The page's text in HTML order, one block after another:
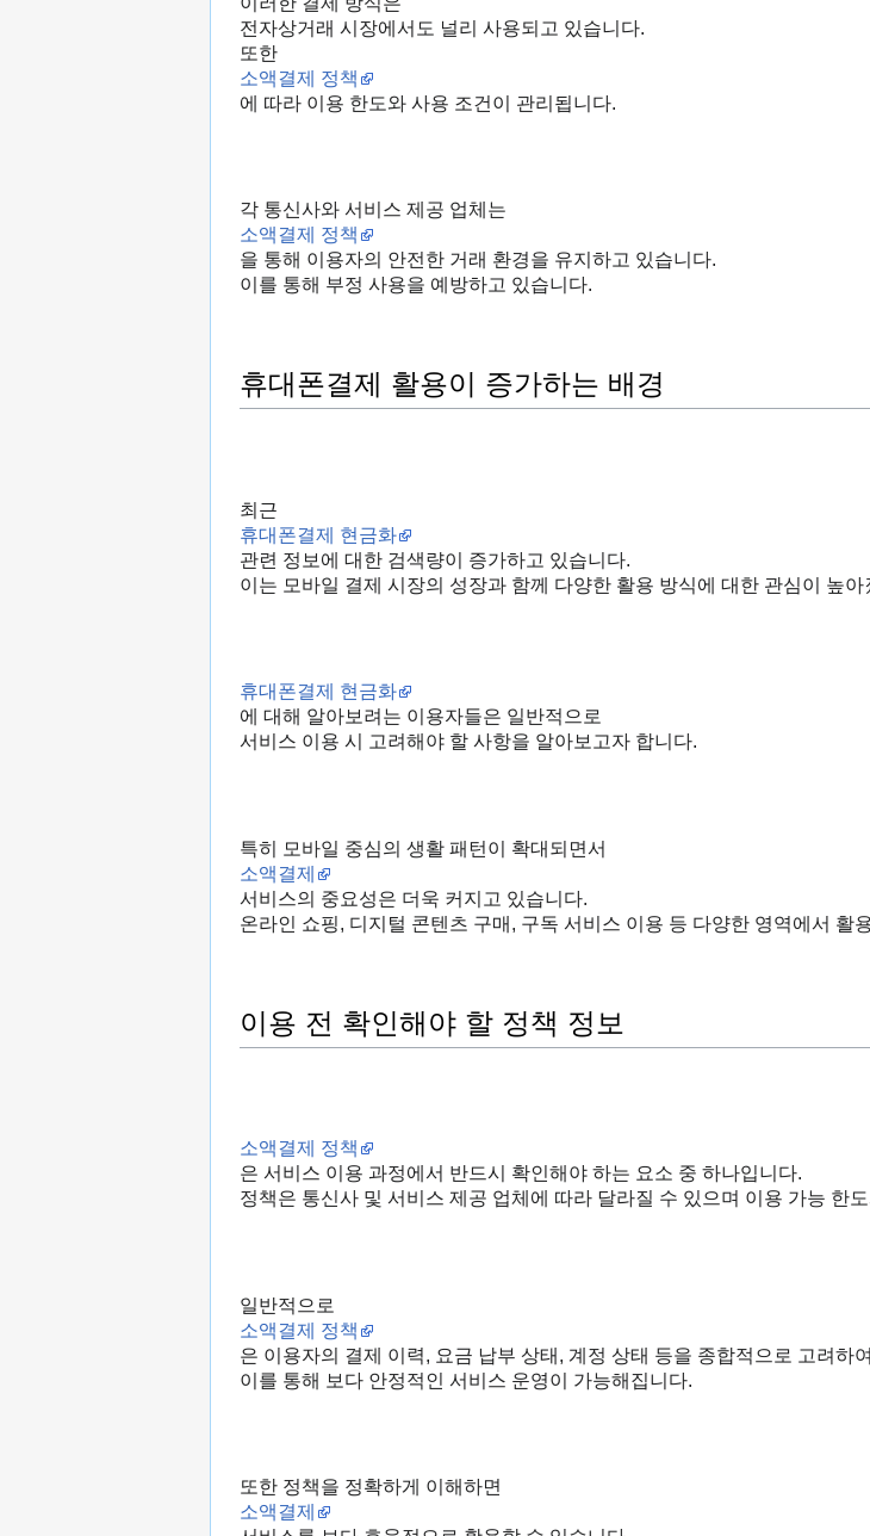
전자상거래 시장에서도 널리 사용되고 있습니다.
또한
소액결제 정책
에 따라 이용 한도와 사용 조건이 관리됩니다.
각 통신사와 서비스 제공 업체는
소액결제 정책
을 통해 이용자의 안전한 거래 환경을 유지하고 있습니다.
이를 통해 부정 사용을 예방하고 있습니다.
휴대폰결제 활용이 증가하는 배경
최근
휴대폰결제 현금화
관련 정보에 대한 검색량이 증가하고 있습니다.
이는 모바일 결제 시장의 성장과 함께 다양한 활용 방식에 대한 관심이 높아
휴대폰결제 현금화
에 대해 알아보려는 이용자들은 일반적으로
서비스 이용 시 고려해야 할 사항을 알아보고자 합니다.
특히 모바일 중심의 생활 패턴이 확대되면서
소액결제
서비스의 중요성은 더욱 커지고 있습니다.
온라인 쇼핑, 디지털 콘텐츠 구매, 구독 서비스 이용 등 다양한 영역에서 활
이용 전 확인해야 할 정책 정보
소액결제 정책
은 서비스 이용 과정에서 반드시 확인해야 하는 요소 중 하나입니다.
정책은 통신사 및 서비스 제공 업체에 따라 달라질 수 있으며 이용 가능 한
일반적으로
소액결제 정책
은 이용자의 결제 이력, 요금 납부 상태, 계정 상태 등을 종합적으로 고려하
이를 통해 보다 안정적인 서비스 운영이 가능해집니다.
또한 정책을 정확하게 이해하면
소액결제